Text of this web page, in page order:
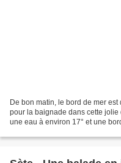
De bon matin, le bord de mer
pour la baignade dans cette
une eau à environ 17° et une